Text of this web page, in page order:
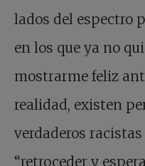
lados del espectro
en los que ya no
mostrarme feliz
realidad, existen
verdaderos
“retroceder y